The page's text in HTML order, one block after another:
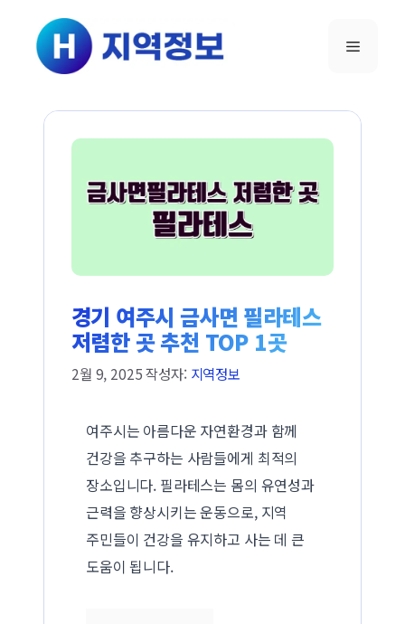
건너뛰기
메뉴
경기 여주시 금사면 필라테스
저렴한 곳 추천 TOP 1곳
2월 9, 2025작성자: 지역정보
여주시는 아름다운 자연환경과 함께
건강을 추구하는 사람들에게 최적의
장소입니다. 필라테스는 몸의 유연성과
근력을 향상시키는 운동으로, 지역
주민들이 건강을 유지하고 사는 데 큰
도움이 됩니다.